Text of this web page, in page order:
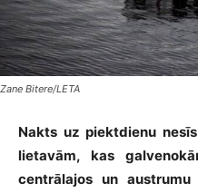
Zane Bitere/LETA
Nakts uz piektdienu
lietavām, kas
centrālajos un